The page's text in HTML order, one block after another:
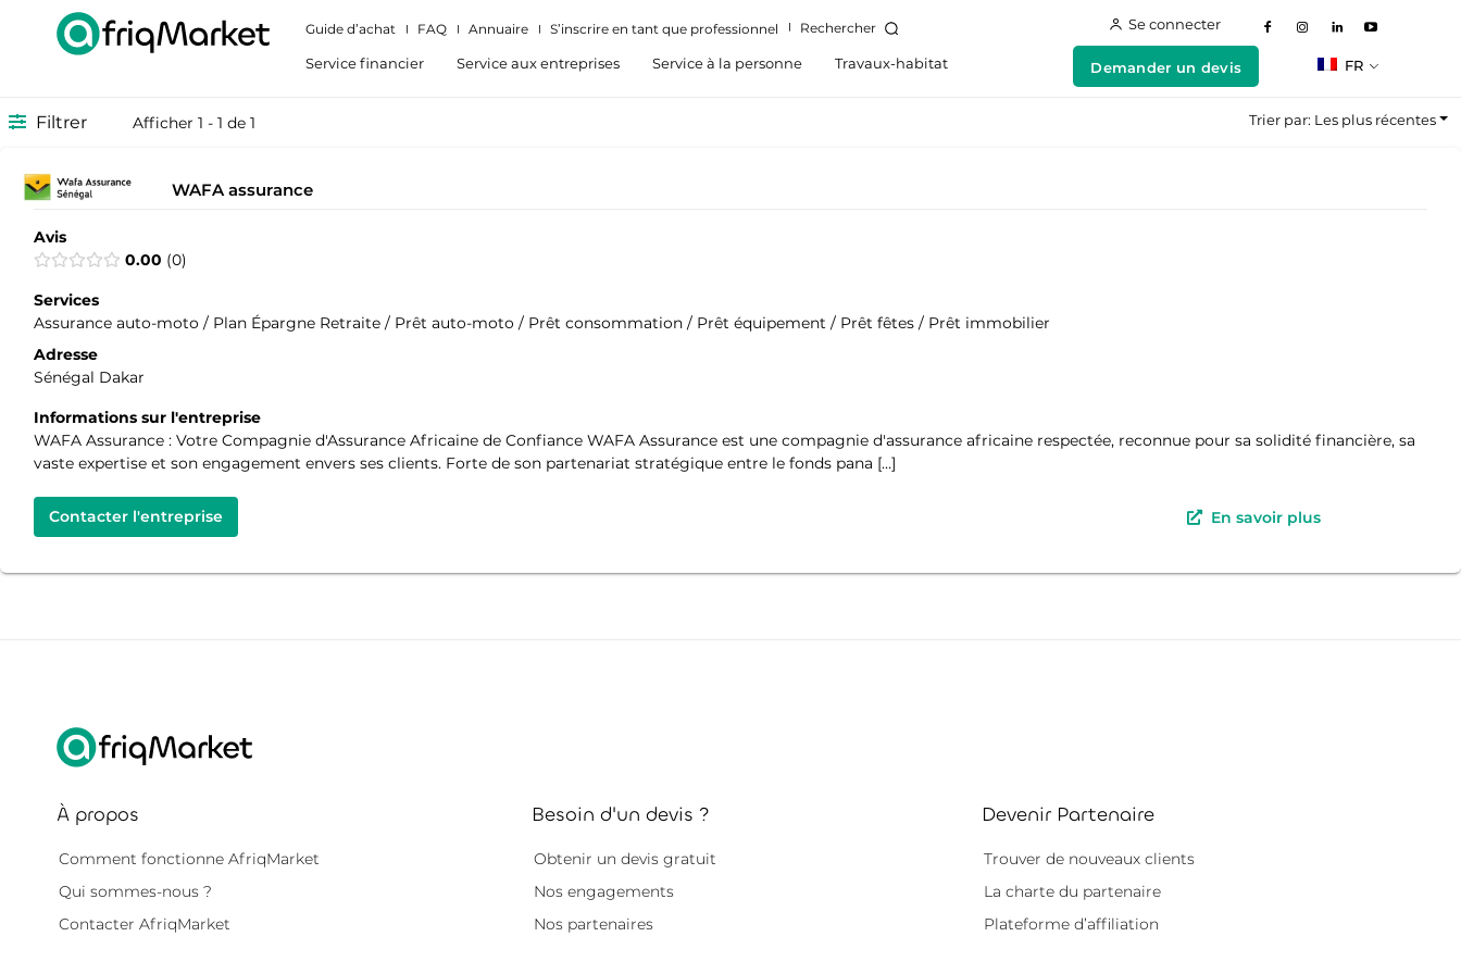
Guide d’achat FAQ Annuaire S’inscrire en tant que professionnel Rechercher Se connecter
Service financier Service aux entreprises Service à la personne Travaux-habitat Demander un devis FR
Filtrer Afficher 1 - 1 de 1 Trier par: Les plus récentes
WAFA assurance
Avis
0.00 0
Services
Assurance auto-moto / Plan Épargne Retraite / Prêt auto-moto / Prêt consommation / Prêt équipement / Prêt fêtes / Prêt immobilier
Adresse
Sénégal Dakar
Informations sur l'entreprise
WAFA Assurance : Votre Compagnie d'Assurance Africaine de Confiance WAFA Assurance est une compagnie d'assurance africaine respectée, reconnue pour sa solidité financière, sa
vaste expertise et son engagement envers ses clients. Forte de son partenariat stratégique entre le fonds pana […]
Contacter l'entreprise En savoir plus
À propos
Comment fonctionne AfriqMarket
Qui sommes-nous ?
Contacter AfriqMarket
Besoin d'un devis ?
Obtenir un devis gratuit
Nos engagements
Nos partenaires
Devenir Partenaire
Trouver de nouveaux clients
La charte du partenaire
Plateforme d’affiliation